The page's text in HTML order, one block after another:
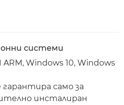
системи
ARM, Windows 10, Windows
само за
инсталиран